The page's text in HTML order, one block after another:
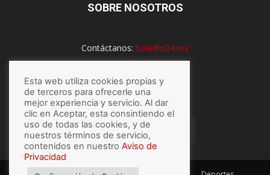
SOBRE NOSOTROS
Contáctanos: hola@n24.mx
SÍGUENOS
Esta web utiliza cookies propias y
de terceros para ofrecerle una
mejor experiencia y servicio. Al dar
clic en Aceptar, esta consintiendo el
uso de todas las cookies, y de
nuestros términos de servicio,
contenidos en nuestro Aviso de
Privacidad